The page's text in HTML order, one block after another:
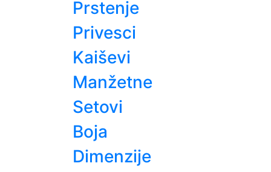
Prstenje
Privesci
Kaiševi
Manžetne
Setovi
Boja
Dimenzije